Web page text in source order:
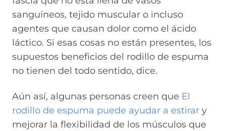
sanguíneos, tejido muscular o incluso
agentes que causan dolor como el ácido
láctico. Si esas cosas no están presentes, los
supuestos beneficios del rodillo de espuma
no tienen del todo sentido, dice.
Aún así, algunas personas creen que El
rodillo de espuma puede ayudar a estirar y
mejorar la flexibilidad de los músculos que